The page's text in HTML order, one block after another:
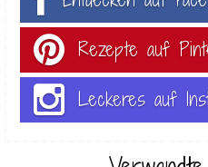
Rezepte auf
Leckeres auf